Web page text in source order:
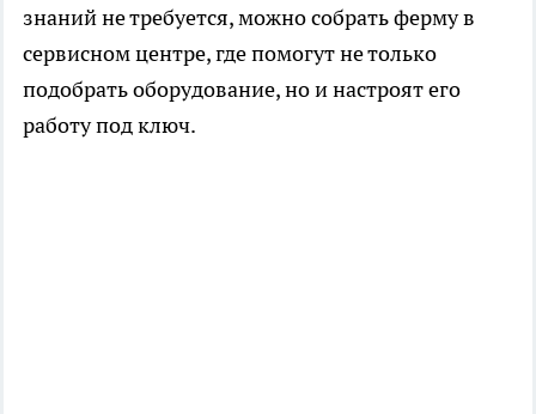
знаний не требуется, можно собрать ферму в
сервисном центре, где помогут не только
подобрать оборудование, но и настроят его
работу под ключ.